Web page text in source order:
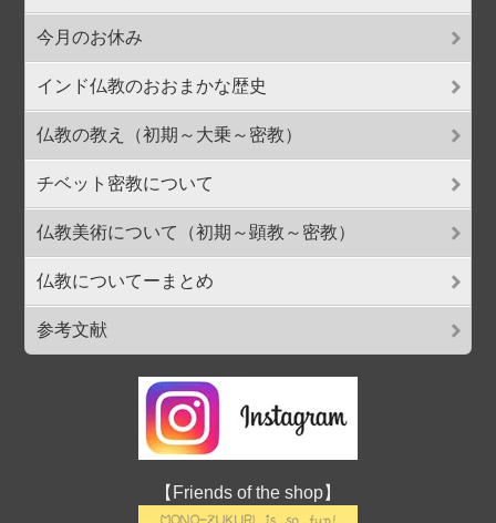
今月のお休み
インド仏教のおおまかな歴史
仏教の教え（初期～大乗～密教）
チベット密教について
仏教美術について（初期～顕教～密教）
仏教についてーまとめ
参考文献
【Friends of the shop】